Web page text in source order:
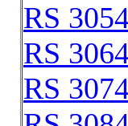
RS
RS
RS